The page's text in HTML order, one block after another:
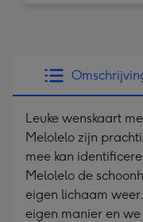
Leuke wenskaart
Melolelo zijn
mee kan
Melolelo de
eigen lichaam
eigen manier en